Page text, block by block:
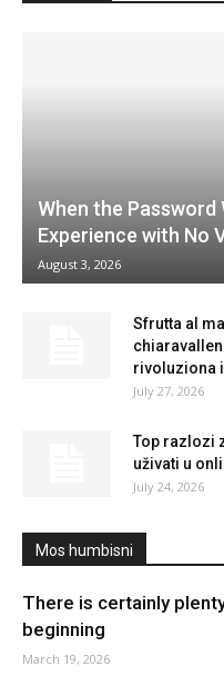
When the Password
Experience with No
August 3, 2026
Sfrutta al
rivoluziona
July 27, 2026
Top razlozi
uživati u
July 24, 2026
Mos humbisni
There is certainly
beginning
March 19, 2026